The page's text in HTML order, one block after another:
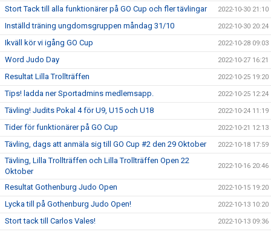
Stort Tack till alla funktionärer på GO Cup och fler tävlingar 2022-10-30 21:10
Inställd träning ungdomsgruppen måndag 31/10 2022-10-30 20:24
Ikväll kör vi igång GO Cup 2022-10-28 09:03
Word Judo Day 2022-10-27 16:21
Resultat Lilla Trollträffen 2022-10-25 19:20
Tips! ladda ner Sportadmins medlemsapp. 2022-10-25 12:24
Tävling! Judits Pokal 4 för U9, U15 och U18 2022-10-24 11:19
Tider för funktionärer på GO Cup 2022-10-21 12:13
Tävling, dags att anmäla sig till GO Cup #2 den 29 Oktober 2022-10-18 17:59
Tävling, Lilla Trollträffen och Lilla Trollträffen Open 22
Oktober
2022-10-16 20:46
Resultat Gothenburg Judo Open 2022-10-15 19:20
Lycka till på Gothenburg Judo Open! 2022-10-13 10:20
Stort tack till Carlos Vales! 2022-10-13 09:36